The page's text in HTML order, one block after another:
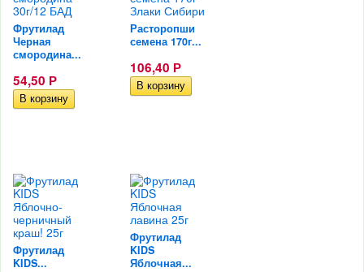
Фрутилад
Черная
смородина...
54,50 Р
Расторопши
семена 170г...
106,40 Р
Фрутилад
KIDS...
Фрутилад
KIDS
Яблочная...